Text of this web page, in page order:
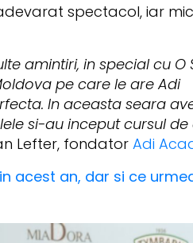
spectacol, iar
amintiri, in special cu O
pe care le are Adi
In aceasta seara
si-au inceput cursul de
Lefter, fondator Adi
acest an, dar si ce